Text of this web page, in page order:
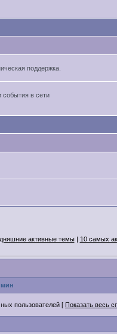
поддержка.
события в сети
активные темы| 10 самых
мин
пользователей [ Показать весь